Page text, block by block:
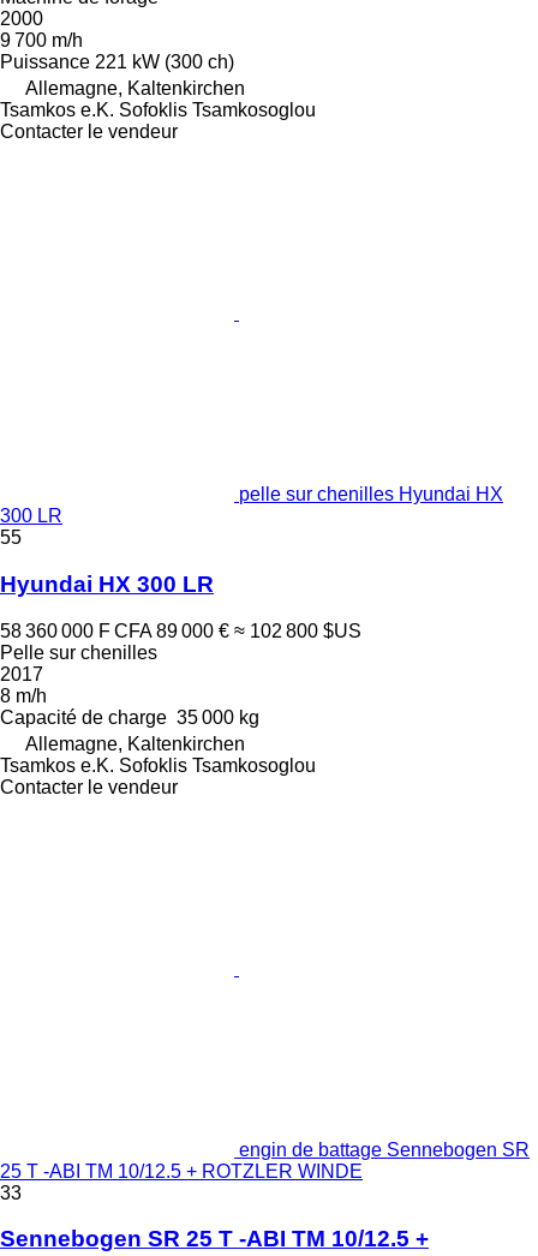
2000
9 700 m/h
Puissance 221 kW (300 ch)
Allemagne, Kaltenkirchen
Tsamkos e.K. Sofoklis Tsamkosoglou
Contacter le vendeur
pelle sur chenilles Hyundai HX
300 LR
55
Hyundai HX 300 LR
58 360 000 F CFA 89 000 € ≈ 102 800 $US
Pelle sur chenilles
2017
8 m/h
Capacité de charge 35 000 kg
Allemagne, Kaltenkirchen
Tsamkos e.K. Sofoklis Tsamkosoglou
Contacter le vendeur
engin de battage Sennebogen SR
25 T -ABI TM 10/12.5 + ROTZLER WINDE
33
Sennebogen SR 25 T -ABI TM 10/12.5 +